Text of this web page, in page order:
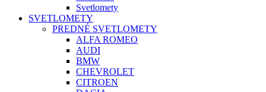
Svetlomety
SVETLOMETY
PREDNÉ SVETLOMETY
ALFA ROMEO
AUDI
BMW
CHEVROLET
CITROEN